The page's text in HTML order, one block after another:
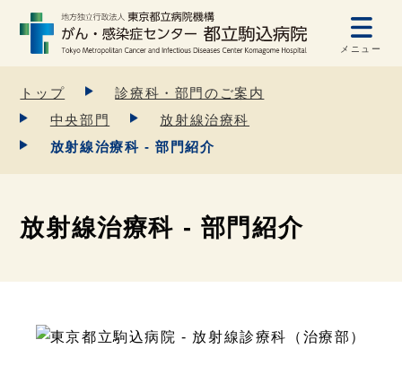
メニュー
トップ
診療科・部門のご案内
中央部門
放射線治療科
放射線治療科 - 部門紹介
放射線治療科 - 部門紹介